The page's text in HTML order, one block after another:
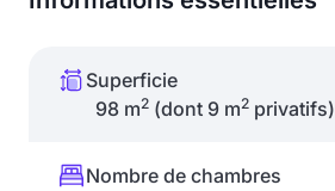
Superficie
98 m2 (dont 9 m2 privatifs)
Nombre de chambres